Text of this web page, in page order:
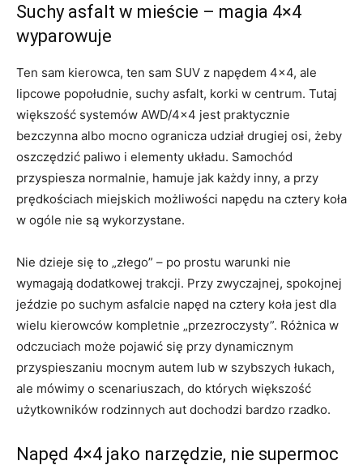
Suchy asfalt w mieście – magia 4×4
wyparowuje
Ten sam kierowca, ten sam SUV z napędem 4×4, ale
lipcowe popołudnie, suchy asfalt, korki w centrum. Tutaj
większość systemów AWD/4×4 jest praktycznie
bezczynna albo mocno ogranicza udział drugiej osi, żeby
oszczędzić paliwo i elementy układu. Samochód
przyspiesza normalnie, hamuje jak każdy inny, a przy
prędkościach miejskich możliwości napędu na cztery koła
w ogóle nie są wykorzystane.
Nie dzieje się to „złego” – po prostu warunki nie
wymagają dodatkowej trakcji. Przy zwyczajnej, spokojnej
jeździe po suchym asfalcie napęd na cztery koła jest dla
wielu kierowców kompletnie „przezroczysty”. Różnica w
odczuciach może pojawić się przy dynamicznym
przyspieszaniu mocnym autem lub w szybszych łukach,
ale mówimy o scenariuszach, do których większość
użytkowników rodzinnych aut dochodzi bardzo rzadko.
Napęd 4×4 jako narzędzie, nie supermoc